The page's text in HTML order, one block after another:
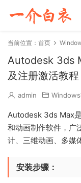
当前位置： 首页
Autodesk 3ds
及注册激活教程
admin
Autodesk 3ds Max
和动画制作软件，广
计、三维动画、多媒
安装步骤：